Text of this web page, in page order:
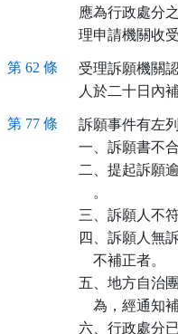
應為行政處分
理申請機關收
第 62 條
受理訴願機關
人於二十日內補
第 77 條
訴願事件有左
一、訴願書不
二、提起訴願
    。
三、訴願人不
四、訴願人無
    不補正者。
五、地方自治
為，經通知
六、行政處分